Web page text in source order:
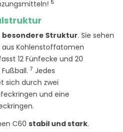
5
besondere Struktur. Sie sehen
aus Kohlenstoffatomen
12 Fünfecke und 20
7 Jedes
sich durch zwei
und eine
C60 stabil und stark.